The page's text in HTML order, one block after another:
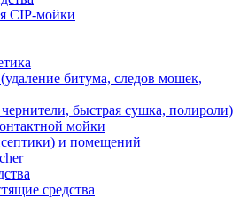
CIP-мойки
битума, следов мошек,
быстрая сушка, полироли)
мойки
и помещений
средства